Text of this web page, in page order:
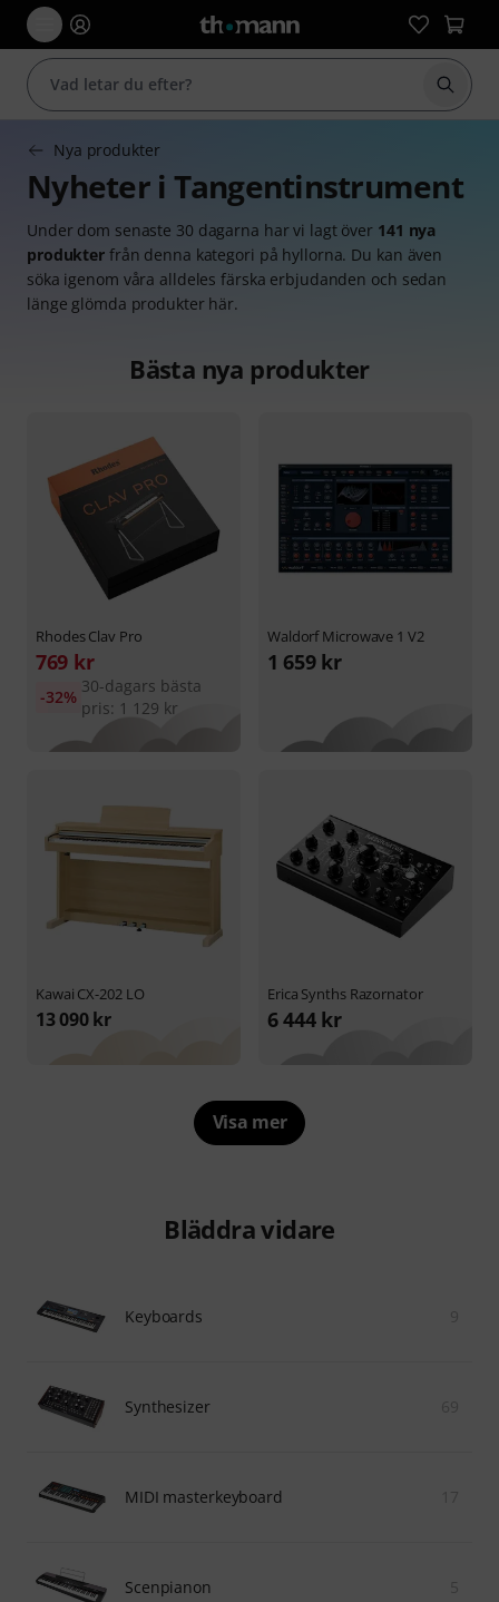
Börja
Nya produkter
Nyheter i Tangentinstrument
Under dom senaste 30 dagarna har vi lagt över 141 nya
produkter från denna kategori på hyllorna. Du kan även
söka igenom våra alldeles färska erbjudanden och sedan
länge glömda produkter här.
Bästa nya produkter
RhodesClav Pro
769 kr
30-dagars bästa
pris: 1 129 kr
-32%
WaldorfMicrowave 1 V2
1 659 kr
Kawai CX-202 LO
13 090 kr
Erica Synths Razornator
6 444 kr
Visa mer
Bläddra vidare
Keyboards
Synthesizer
MIDI masterkeyboard
Scenpianon